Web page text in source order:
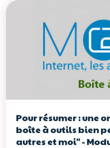
Pour résumer : une
boîte à outils bien
autres et moi" -